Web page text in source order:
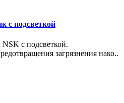
с подсветкой
с подсветкой.
загрязнения нако..